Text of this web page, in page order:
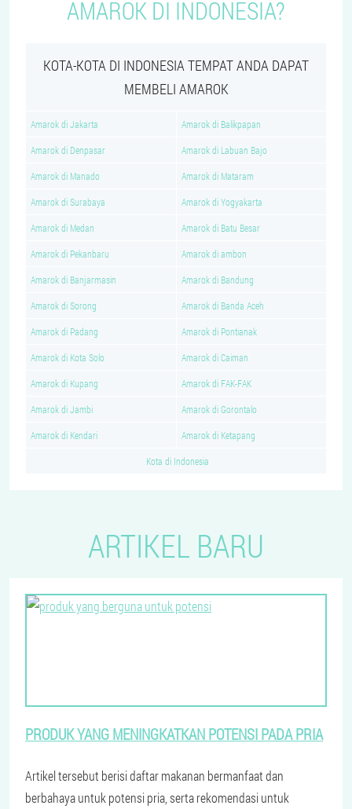
AMAROK DI INDONESIA?
KOTA-KOTA DI INDONESIA TEMPAT ANDA DAPAT
MEMBELI AMAROK
Amarok di Jakarta Amarok di Balikpapan
Amarok di Denpasar Amarok di Labuan Bajo
Amarok di Manado Amarok di Mataram
Amarok di Surabaya Amarok di Yogyakarta
Amarok di Medan Amarok di Batu Besar
Amarok di Pekanbaru Amarok di ambon
Amarok di Banjarmasin Amarok di Bandung
Amarok di Sorong Amarok di Banda Aceh
Amarok di Padang Amarok di Pontianak
Amarok di Kota Solo Amarok di Caiman
Amarok di Kupang Amarok di FAK-FAK
Amarok di Jambi Amarok di Gorontalo
Amarok di Kendari Amarok di Ketapang
Kota di Indonesia
ARTIKEL BARU
PRODUK YANG MENINGKATKAN POTENSI PADA PRIA
Artikel tersebut berisi daftar makanan bermanfaat dan
berbahaya untuk potensi pria, serta rekomendasi untuk